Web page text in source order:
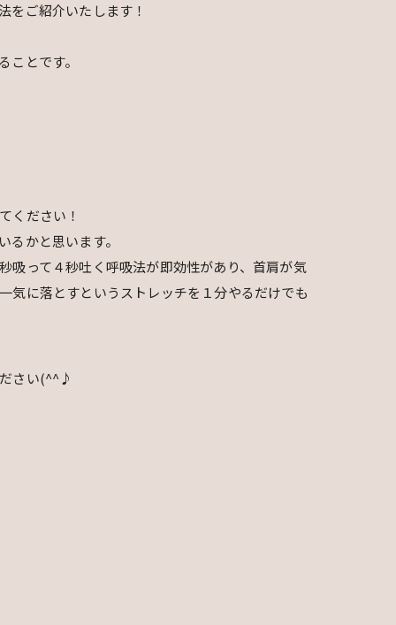
をご紹介いたします！
ことです。
ください！
るかと思います。
吸って４秒吐く呼吸法が即効性があり、首肩が気
気に落とすというストレッチを１分やるだけでも
さい(^^♪